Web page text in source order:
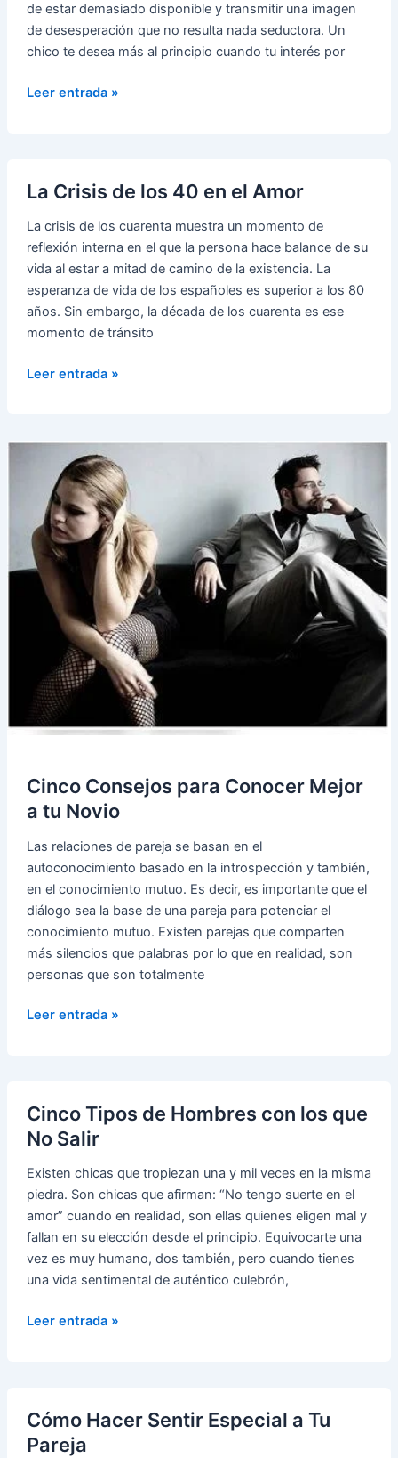
de estar demasiado disponible y transmitir una imagen
de desesperación que no resulta nada seductora. Un
chico te desea más al principio cuando tu interés por
Cómo
Chico
que
te
Gusta
Leer entrada »
La Crisis de los 40 en el Amor
La crisis de los cuarenta muestra un momento de
reflexión interna en el que la persona hace balance de su
vida al estar a mitad de camino de la existencia. La
esperanza de vida de los españoles es superior a los 80
años. Sin embargo, la década de los cuarenta es ese
momento de tránsito
La
Amor
Leer entrada »
Cinco Consejos para Conocer Mejor
a tu Novio
Las relaciones de pareja se basan en el
autoconocimiento basado en la introspección y también,
en el conocimiento mutuo. Es decir, es importante que el
diálogo sea la base de una pareja para potenciar el
conocimiento mutuo. Existen parejas que comparten
más silencios que palabras por lo que en realidad, son
personas que son totalmente
Cinco
a
tu
Leer entrada »
Cinco Tipos de Hombres con los que
No Salir
Existen chicas que tropiezan una y mil veces en la misma
piedra. Son chicas que afirman: “No tengo suerte en el
amor” cuando en realidad, son ellas quienes eligen mal y
fallan en su elección desde el principio. Equivocarte una
vez es muy humano, dos también, pero cuando tienes
una vida sentimental de auténtico culebrón,
Cinco
los
que
Leer entrada »
Cómo Hacer Sentir Especial a Tu
Pareja